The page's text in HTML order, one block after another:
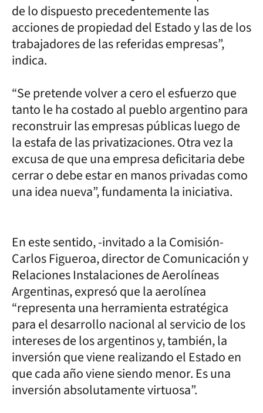
de lo dispuesto precedentemente las
acciones de propiedad del Estado y las de los
trabajadores de las referidas empresas”,
indica.
“Se pretende volver a cero el esfuerzo que
tanto le ha costado al pueblo argentino para
reconstruir las empresas públicas luego de
la estafa de las privatizaciones. Otra vez la
excusa de que una empresa deficitaria debe
cerrar o debe estar en manos privadas como
una idea nueva”, fundamenta la iniciativa.
En este sentido, -invitado a la Comisión-
Carlos Figueroa, director de Comunicación y
Relaciones Instalaciones de Aerolíneas
Argentinas, expresó que la aerolínea
“representa una herramienta estratégica
para el desarrollo nacional al servicio de los
intereses de los argentinos y, también, la
inversión que viene realizando el Estado en
que cada año viene siendo menor. Es una
inversión absolutamente virtuosa”.